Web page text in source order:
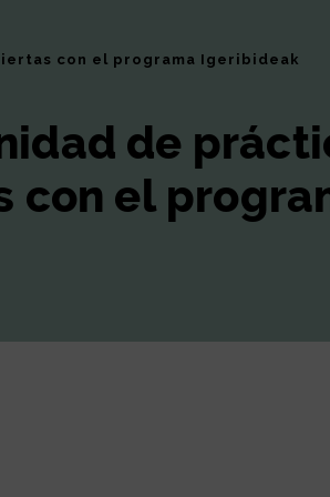
con el programa Igeribideak
de
con el